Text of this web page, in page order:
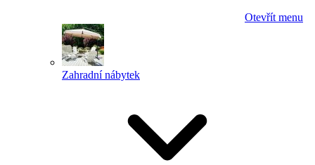
Otevřít menu
Zahradní nábytek